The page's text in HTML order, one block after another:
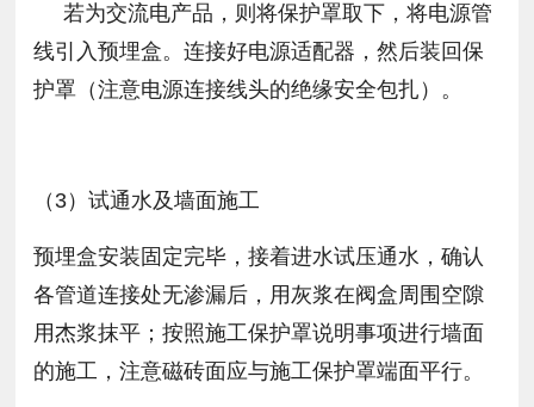
若为交流电产品，则将保护罩取下，将电源管
线引入预埋盒。连接好电源适配器，然后装回保
护罩（注意电源连接线头的绝缘安全包扎）。
（3）试通水及墙面施工
预埋盒安装固定完毕，接着进水试压通水，确认
各管道连接处无渗漏后，用灰浆在阀盒周围空隙
用杰浆抹平；按照施工保护罩说明事项进行墙面
的施工，注意磁砖面应与施工保护罩端面平行。